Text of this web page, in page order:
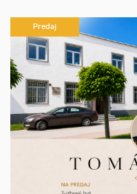
Predaj